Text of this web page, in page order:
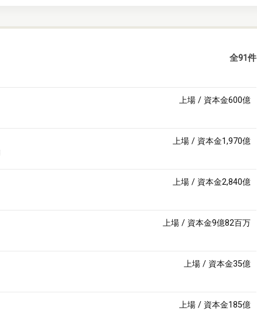
全91件
上場 / 資本金600億
上場 / 資本金1,970億
上場 / 資本金2,840億
上場 / 資本金9億82百万
上場 / 資本金35億
上場 / 資本金185億